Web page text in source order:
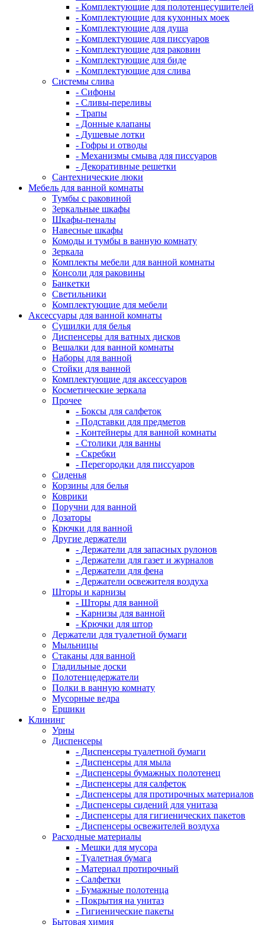
- Комплектующие для полотенцесушителей
- Комплектующие для кухонных моек
- Комплектующие для душа
- Комплектующие для писсуаров
- Комплектующие для раковин
- Комплектующие для биде
- Комплектующие для слива
Системы слива
- Сифоны
- Сливы-переливы
- Трапы
- Донные клапаны
- Душевые лотки
- Гофры и отводы
- Механизмы смыва для писсуаров
- Декоративные решетки
Сантехнические люки
Мебель для ванной комнаты
Тумбы с раковиной
Зеркальные шкафы
Шкафы-пеналы
Навесные шкафы
Комоды и тумбы в ванную комнату
Зеркала
Комплекты мебели для ванной комнаты
Консоли для раковины
Банкетки
Светильники
Комплектующие для мебели
Аксессуары для ванной комнаты
Сушилки для белья
Диспенсеры для ватных дисков
Вешалки для ванной комнаты
Наборы для ванной
Стойки для ванной
Комплектующие для аксессуаров
Косметические зеркала
Прочее
- Боксы для салфеток
- Подставки для предметов
- Контейнеры для ванной комнаты
- Столики для ванны
- Скребки
- Перегородки для писсуаров
Сиденья
Корзины для белья
Коврики
Поручни для ванной
Дозаторы
Крючки для ванной
Другие держатели
- Держатели для запасных рулонов
- Держатели для газет и журналов
- Держатели для фена
- Держатели освежителя воздуха
Шторы и карнизы
- Шторы для ванной
- Карнизы для ванной
- Крючки для штор
Держатели для туалетной бумаги
Мыльницы
Стаканы для ванной
Гладильные доски
Полотенцедержатели
Полки в ванную комнату
Мусорные ведра
Ершики
Клининг
Урны
Диспенсеры
- Диспенсеры туалетной бумаги
- Диспенсеры для мыла
- Диспенсеры бумажных полотенец
- Диспенсеры для салфеток
- Диспенсеры для протирочных материалов
- Диспенсеры сидений для унитаза
- Диспенсеры для гигиенических пакетов
- Диспенсеры освежителей воздуха
Расходные материалы
- Мешки для мусора
- Туалетная бумага
- Материал протирочный
- Салфетки
- Бумажные полотенца
- Покрытия на унитаз
- Гигиенические пакеты
Бытовая химия